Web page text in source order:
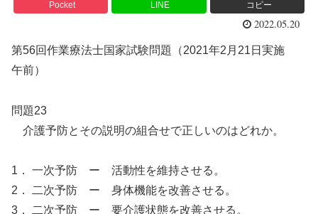
Pocket LINE コピー
2022.05.20
第56回作業療法士国家試験問題（2021年2月21日実施
午前）
問題23
介護予防とその説明の組合せで正しいのはどれか。
1． 一次予防 ー 活動性を維持させる。
2． 二次予防 ー 身体機能を改善させる。
3． 二次予防 ー 要介護状態を改善させる。